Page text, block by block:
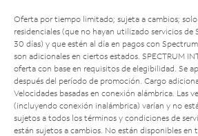
Oferta por tiempo limitado; sujeta a cambios;
residenciales (que no hayan utilizado servicios
30 días) y que estén al día en pagos con
son adicionales en ciertos estados. SPECTRUM
oferta con base en requisitos de elegibilidad. Se
después del período de promoción. Cargo
Velocidades basadas en conexión alámbrica. Las
(incluyendo conexión inalámbrica) varían y no
sujetos a todos los términos y condiciones de
están sujetos a cambios. No están disponibles en